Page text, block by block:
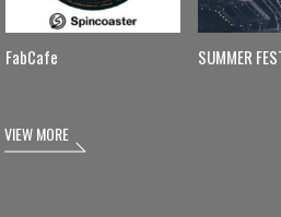
FabCafe SUMMER
VIEW MORE